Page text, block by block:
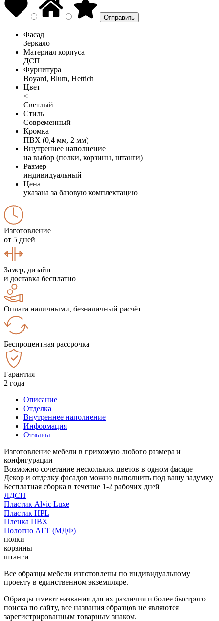
Фасад
Зеркало
Материал корпуса
ДСП
Фурнитура
Boyard, Blum, Hettich
Цвет
<
Светлый
Стиль
Современный
Кромка
ПВХ (0,4 мм, 2 мм)
Внутреннее наполнение
на выбор (полки, корзины, штанги)
Размер
индивидуальный
Цена
указана за базовую комплектацию
Изготовление
от 5 дней
Замер, дизайн
и доставка бесплатно
Оплата наличными, безналичный расчёт
Беспроцентная рассрочка
Гарантия
2 года
Описание
Отделка
Внутреннее наполнение
Информация
Отзывы
Изготовление мебели в прихожую любого размера и
конфигурации
Возможно сочетание нескольких цветов в одном фасаде
Декор и отделку фасадов можно выполнить под вашу задумку
Бесплатная сборка в течение 1-2 рабочих дней
ЛДСП
Пластик Alvic Luxe
Пластик HPL
Пленка ПВХ
Полотно АГТ (МДФ)
полки
корзины
штанги
Все образцы мебели изготовлены по индивидуальному
проекту в единственном экземпляре.
Образцы имеют названия для их различия и более быстрого
поиска по сайту, все названия образцов не являются
зарегистрированным товарным знаком.